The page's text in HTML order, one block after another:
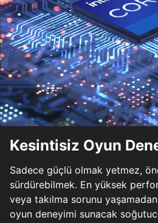
Kesintisiz Oyun
Sadece güçlü olmak yetmez,
sürdürebilmek. En yüksek
veya takılma sorunu
oyun deneyimi sunacak